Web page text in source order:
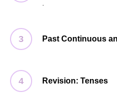
Past Continuous
Revision: Tenses